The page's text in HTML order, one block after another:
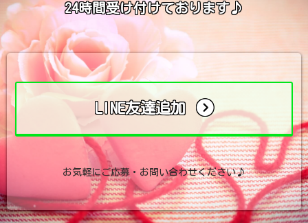
24時間受け付けております♪
LINE友達追加
お気軽にご応募・お問い合わせください♪